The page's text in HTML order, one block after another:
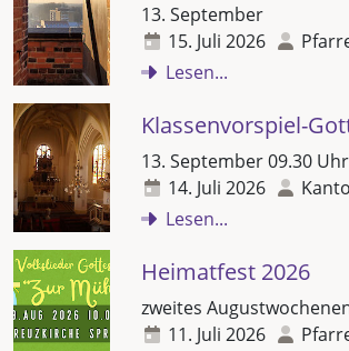
13. September
15. Juli 2026
Lesen...
Klassenvorspiel-
13. September 09.30
14. Juli 2026
Lesen...
Heimatfest 2026
zweites
11. Juli 2026